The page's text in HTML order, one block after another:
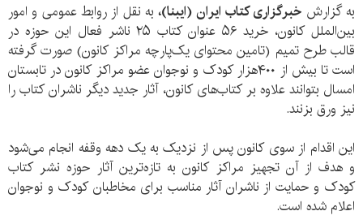
به گزارش خبرگزاری کتاب ایران (ایبنا)،به نقل از روابط عمومی و امور
بین‌الملل کانون، خرید ۵۶ عنوان کتاب‌ ۲۵ ناشر فعال این حوزه در
قالب طرح تمیم (تامین محتوای یک‌پارچه مراکز کانون) صورت گرفته
است تا بیش از ۴۰۰هزار کودک و نوجوان عضو مراکز کانون در تابستان
امسال بتوانند علاوه بر کتاب‌های کانون، آثار جدید دیگر ناشران کتاب را
نیز ورق بزنند.
این اقدام از سوی کانون پس از نزدیک به یک دهه وقفه انجام می‌شود
و هدف از آن تجهیز مراکز کانون به تازه‌ترین آثار حوزه نشر کتاب
کودک و حمایت از ناشران آثار مناسب برای مخاطبان کودک و نوجوان
اعلام شده است.